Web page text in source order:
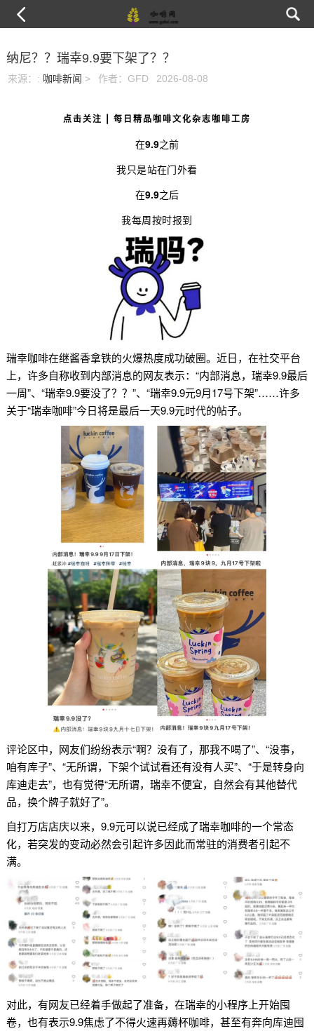
纳尼？？瑞幸9.9要下架了？？
来源： : 咖啡新闻 > 作者：GFD 2026-08-08
点击关注 | 每日精品咖啡文化杂志咖啡工房
在9.9之前
我只是站在门外看
在9.9之后
我每周按时报到
瑞幸咖啡在继酱香拿铁的火爆热度成功破圈。近日，在社交平台
上，许多自称收到内部消息的网友表示：“内部消息，瑞幸9.9最后
一周”、“瑞幸9.9要没了？？”、“瑞幸9.9元9月17号下架”……许多
关于“瑞幸咖啡”今日将是最后一天9.9元时代的帖子。
评论区中，网友们纷纷表示“啊？没有了，那我不喝了”、“没事，
咱有库子”、“无所谓，下架个试试看还有没有人买”、“于是转身向
库迪走去”，也有觉得“无所谓，瑞幸不便宜，自然会有其他替代
品，换个牌子就好了”。
自打万店店庆以来，9.9元可以说已经成了瑞幸咖啡的一个常态
化，若突发的变动必然会引起许多因此而常驻的消费者引起不
满。
对此，有网友已经着手做起了准备，在瑞幸的小程序上开始囤
卷，也有表示9.9焦虑了不得火速再薅杯咖啡，甚至有奔向库迪囤